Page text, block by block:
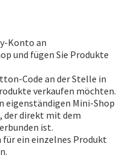
Konto an
und fügen Sie Produkte
Code an der Stelle in
verkaufen möchten.
eigenständigen Mini-Shop
der direkt mit dem
ist.
ein einzelnes Produkt